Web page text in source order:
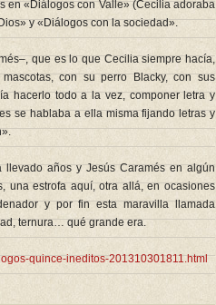
en «Diálogos con Valle» (Cecilia adoraba
y «Diálogos con la sociedad».
que es lo que Cecilia siempre hacía,
con su perro Blacky, con sus
hacerlo todo a la vez, componer letra y
se hablaba a ella misma fijando letras y
años y Jesús Caramés en algún
una estrofa aquí, otra allá, en ocasiones
y por fin esta maravilla llamada
ternura… qué grande era.
quince-ineditos-201310301811.html